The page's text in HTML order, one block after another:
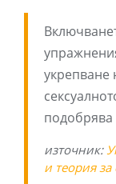
укрепване
подобрява
източник:
и теория